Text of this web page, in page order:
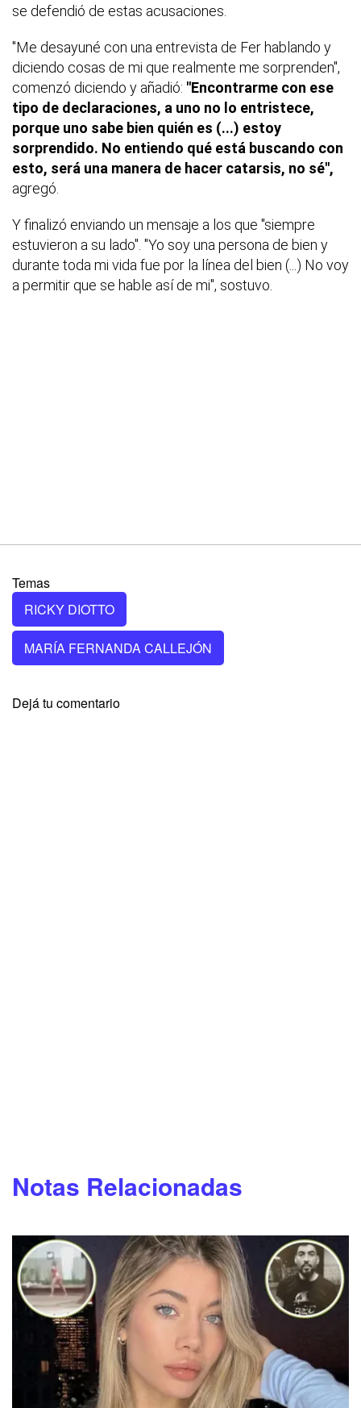
se defendió de estas acusaciones.
"Me desayuné con una entrevista de Fer hablando y
diciendo cosas de mi que realmente me sorprenden",
comenzó diciendo y añadió: "Encontrarme con ese
tipo de declaraciones, a uno no lo entristece,
porque uno sabe bien quién es (...) estoy
sorprendido. No entiendo qué está buscando con
esto, será una manera de hacer catarsis, no sé",
agregó.
Y finalizó enviando un mensaje a los que "siempre
estuvieron a su lado". "Yo soy una persona de bien y
durante toda mi vida fue por la línea del bien (...) No voy
a permitir que se hable así de mi", sostuvo.
Temas
RICKY DIOTTO
MARÍA FERNANDA CALLEJÓN
Dejá tu comentario
Notas Relacionadas